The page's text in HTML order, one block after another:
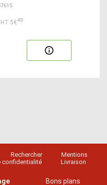
HT:5€48
Rechercher
Mentions
confidentialité Livraison
Bons plans